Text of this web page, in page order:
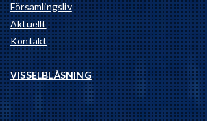
Församlingsliv
Aktuellt
Kontakt
VISSELBLÅSNING